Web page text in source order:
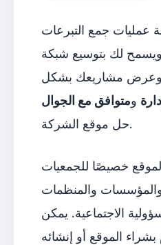
عمليات جمع التبرعات
لك بتوسيع شبكة
وعرض مشاريعك بشكل
ومتوافق مع الجوال
حل موقع الشركة.
خصيصًا للجمعيات
والمؤسسات والمنظمات
الاجتماعية. يمكن
الموقع أو إنشائه